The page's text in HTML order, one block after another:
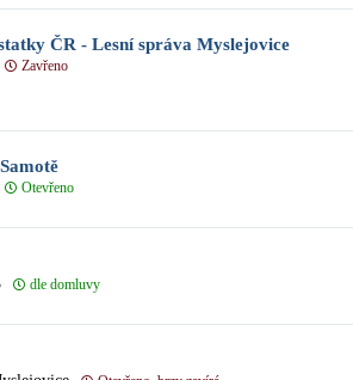
ČR - Lesní správa Myslejovice
Zavřeno
Otevřeno
dle domluvy